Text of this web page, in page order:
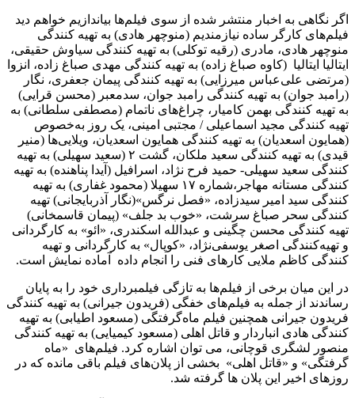
اگر نگاهی به اخبار منتشر شده از سوی فیلم‌ها بیاندازیم خواهم دید
فیلم‌های کارگر ساده نیازمندیم (منوچهر هادی) به تهیه کنندگی
منوچهر هادی، مادری (رقیه توکلی) به تهیه کنندگی سیاوش حقیقی،
ایتالیا ایتالیا (کاوه صباغ زاده) به تهیه کنندگی مهدی صباغ زاده، انزوا
(مرتضی علی‌عباس میرزایی) به تهیه کنندگی پیمان جعفری، نگار
(رامبد جوان) به تهیه کنندگی رامبد جوان، سدمعبر (محسن قرایی)
به تهیه کنندگی بهمن کامیار، چراغ‌های ناتمام (مصطفی سلطانی) به
تهیه کنندگی مجید اسماعیلی / مجتبی امینی، یک روز به‌خصوص
(همایون اسعدیان) به تهیه کنندگی همایون اسعدیان، ویلایی‌ها (منیر
قیدی) به تهیه کنندگی سعید ملکان، گشت ۲ (سعید سهیلی) به تهیه
کنندگی سعید سهیلی- حمید فرح نژاد، اسرافیل (آیدا پناهنده) به تهیه
کنندگی مستانه مهاجر،شماره ۱۷ سهیلا (محمود غفاری) به تهیه
کنندگی سید امیر سیدزاده، «فصل نرگس»(نگار آذربایجانی) تهیه
کنندگی سحر صباغ سرشت، «خوب بد جلف» (پیمان قاسمخانی)
تهیه کنندگی محسن چگینی و عبدالله اسکندری، «ائو» به کارگردانی
و تهیه‌کنندگی اصغر یوسفی‌نژاد، «کوپال» به کارگردانی و تهیه
کنندگی کاظم ملایی کارهای فنی را انجام داده آماده نمایش است.
در این میان برخی از فیلم‌ها به تازگی فیلمبرداری خود را به پایان
رساندند از جمله به فیلم‌های خفگی (فریدون جیرانی) به تهیه کنندگی
فریدون جیرانی همچنین فیلم ماه‌گرفتگی (مسعود اطیابی) به تهیه
کنندگی هادی انباردار و قاتل اهلی (مسعود کیمیایی) به تهیه کنندگی
منصور لشگری قوچانی، می توان اشاره کرد. فیلم‌های «ماه
گرفتگی» و «قاتل اهلی» بخشی از پلان‌های فیلم باقی مانده که در
روزهای اخیر این پلان ها گرفته شد.